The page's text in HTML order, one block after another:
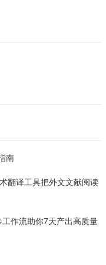
南
翻译工具把外文文献阅读
作流助你7天产出高质量